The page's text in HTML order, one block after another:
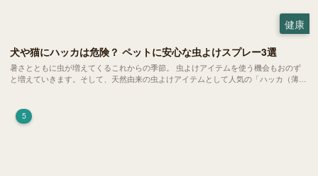
健康
犬や猫にハッカは危険？ ペットに安心な虫よけスプレー3選
暑さとともに虫が増えてくるこれからの季節。 虫よけアイテムを使う機会もおのず
と増えていきます。そして、天然由来の虫よけアイテムとして人気の「ハッカ（薄
5